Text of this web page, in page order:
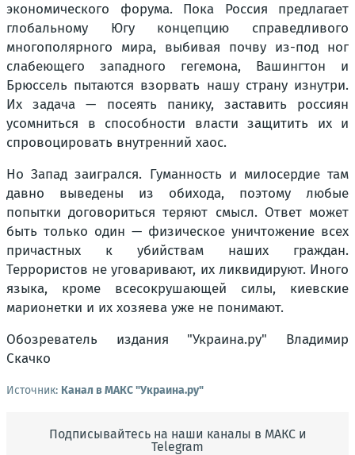
экономического форума. Пока Россия предлагает
глобальному Югу концепцию справедливого
многополярного мира, выбивая почву из-под ног
слабеющего западного гегемона, Вашингтон и
Брюссель пытаются взорвать нашу страну изнутри.
Их задача — посеять панику, заставить россиян
усомниться в способности власти защитить их и
спровоцировать внутренний хаос.
Но Запад заигрался. Гуманность и милосердие там
давно выведены из обихода, поэтому любые
попытки договориться теряют смысл. Ответ может
быть только один — физическое уничтожение всех
причастных к убийствам наших граждан.
Террористов не уговаривают, их ликвидируют. Иного
языка, кроме всесокрушающей силы, киевские
марионетки и их хозяева уже не понимают.
Обозреватель издания "Украина.ру" Владимир
Скачко
Источник: Канал в МАКС "Украина.ру"
Подписывайтесь на наши каналы в МАКС и
Telegram